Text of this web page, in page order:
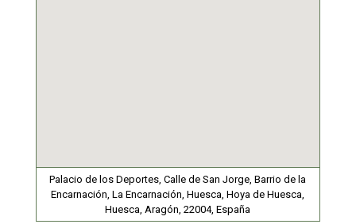
Palacio de los Deportes, Calle de San Jorge, Barrio de la
Encarnación, La Encarnación, Huesca, Hoya de Huesca,
Huesca, Aragón, 22004, España